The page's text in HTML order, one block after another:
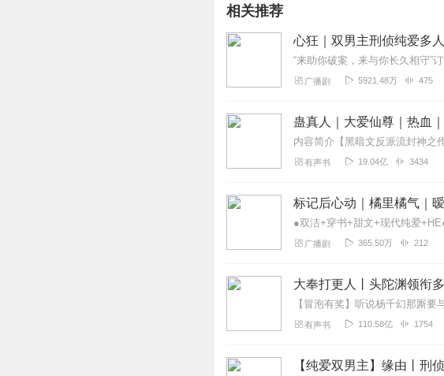
少女情怀总是诗，男女主相识互动好
悦悦心悦
双向奔赴的爱情却牵扯到了国仇家恨
吾悦悦耳
很爱听这种三生三世的设定，每一世
蜡笔小昕420
三世情缘虐心动人，CV演绎很鲜活
海棠4721
主播们声线绝了！将军的威严、少女
相关推荐
心狂｜双男主刑侦纯爱多
广播剧 5921.48万 475
蛊真人｜大爱仙尊｜热血
有声书 19.04亿 3434
标记后心动｜橘里橘气｜
广播剧 365.50万 212
大奉打更人丨头陀渊领衔
有声书 110.58亿 1754
【纯爱双男主】缘由丨刑